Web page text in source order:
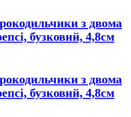
з двома
бузковий, 4,8см
з двома
бузковий, 4,8см